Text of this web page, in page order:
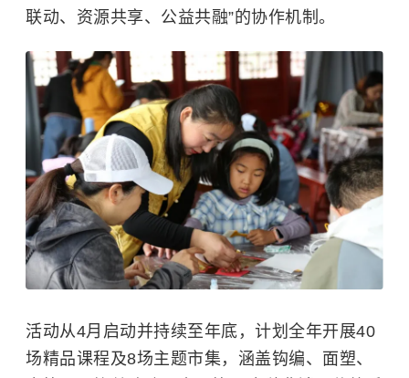
联动、资源共享、公益共融”的协作机制。
活动从4月启动并持续至年底，计划全年开展40
场精品课程及8场主题市集，涵盖钩编、面塑、